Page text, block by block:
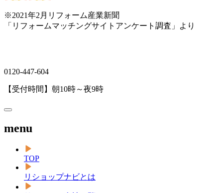
※2021年2月リフォーム産業新聞
「リフォームマッチングサイトアンケート調査」より
0120-447-604
【受付時間】朝10時～夜9時
menu
TOP
リショップナビとは